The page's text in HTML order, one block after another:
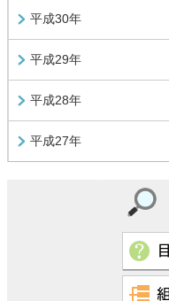
平成30年
平成29年
平成28年
平成27年